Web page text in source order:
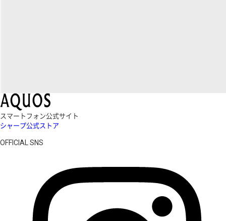
スマートフォン公式サイト
シャープ公式ストア
OFFICIAL SNS